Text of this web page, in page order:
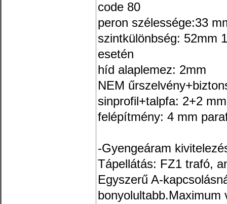
code 80
peron szélessége:33
szintkülönbség: 52mm
esetén
híd alaplemez: 2mm
NEM
sinprofil+talpfa: 2+2 mm
felépítmény: 4 mm
-Gyengeáram
Tápellátás: FZ1 trafó,
Egyszerű A-
bonyolultabb.Maximum